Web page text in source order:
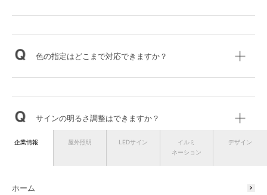
企業情報 屋外照明 LEDサイン
イルミ
ネーション
デザイン
ホーム
色の指定はどこまで対応できますか？
サインの明るさ調整はできますか？